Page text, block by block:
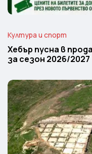
Култура и спорт
Хебър пусна в
за сезон 2026/2027